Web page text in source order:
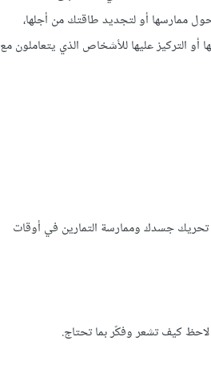
ممارسها أو لتجديد طاقتك من أجلها،
أو التركيز عليها للأشخاص الذي يتعاملون مع
تحريك جسدك وممارسة التمارين في أوقات
لاحظ كيف تشعر وفكّر بما تحتاج.